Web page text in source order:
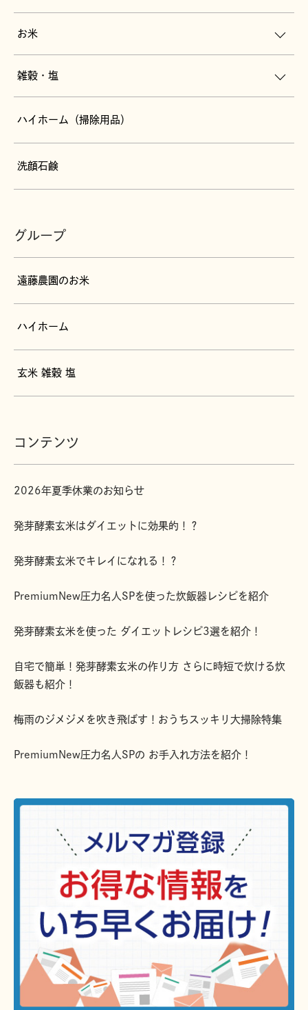
お米
雑穀・塩
ハイホーム（掃除用品）
洗顔石鹸
グループ
遠藤農園のお米
ハイホーム
玄米 雑穀 塩
コンテンツ
2026年夏季休業のお知らせ
発芽酵素玄米はダイエットに効果的！？
発芽酵素玄米でキレイになれる！？
PremiumNew圧力名人SPを使った炊飯器レシピを紹介
発芽酵素玄米を使った ダイエットレシピ3選を紹介！
自宅で簡単！発芽酵素玄米の作り方 さらに時短で炊ける炊
飯器も紹介！
梅雨のジメジメを吹き飛ばす！おうちスッキリ大掃除特集
PremiumNew圧力名人SPの お手入れ方法を紹介！